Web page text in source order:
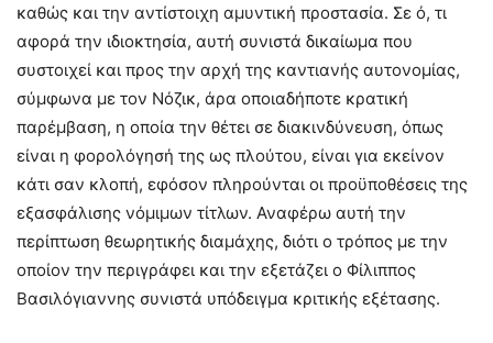
καθώς και την αντίστοιχη αμυντική προστασία. Σε ό, τι
αφορά την ιδιοκτησία, αυτή συνιστά δικαίωμα που
συστοιχεί και προς την αρχή της καντιανής αυτονομίας,
σύμφωνα με τον Νόζικ, άρα οποιαδήποτε κρατική
παρέμβαση, η οποία την θέτει σε διακινδύνευση, όπως
είναι η φορολόγησή της ως πλούτου, είναι για εκείνον
κάτι σαν κλοπή, εφόσον πληρούνται οι προϋποθέσεις της
εξασφάλισης νόμιμων τίτλων. Αναφέρω αυτή την
περίπτωση θεωρητικής διαμάχης, διότι ο τρόπος με την
οποίον την περιγράφει και την εξετάζει ο Φίλιππος
Βασιλόγιαννης συνιστά υπόδειγμα κριτικής εξέτασης.